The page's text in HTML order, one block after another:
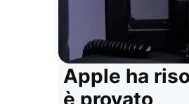
Apple ha
è provato